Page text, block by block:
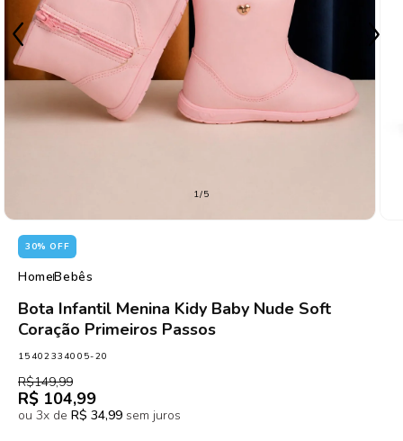
1/de
5
30% OFF
HomeBebês
Bota Infantil Menina Kidy Baby Nude Soft
Coração Primeiros Passos
SKU:
15402334005-20
Preço
normal
R$149,99
Preço
promocional
R$ 104,99
ou 3x de R$ 34,99 sem juros